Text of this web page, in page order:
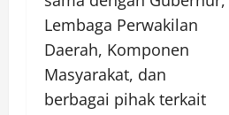
Lembaga Perwakilan
Daerah, Komponen
Masyarakat, dan
berbagai pihak terkait